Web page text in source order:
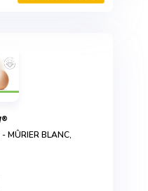
MÛRIER BLANC,